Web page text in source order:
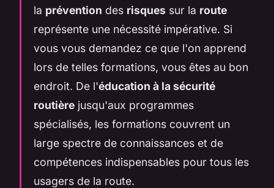
la prévention des risques sur la route
représente une nécessité impérative. Si
vous vous demandez ce que l'on apprend
lors de telles formations, vous êtes au bon
endroit. De l'éducation à la sécurité
routière jusqu'aux programmes
spécialisés, les formations couvrent un
large spectre de connaissances et de
compétences indispensables pour tous les
usagers de la route.